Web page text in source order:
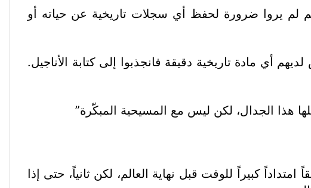
لم يروا ضرورة لحفظ أي سجلات تاريخية عن حياته أو
أي مادة تاريخية دقيقة فانجذبوا إلى كتابة الأناجيل.
هذا الجدال، لكن ليس مع المسيحية المبكّرة”
كبيراً للوقت قبل نهاية العالم، لكن ثانياً، حتى إذا